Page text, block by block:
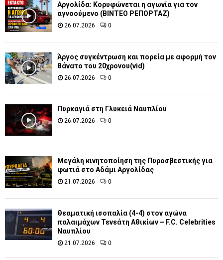
Αργολίδα: Κορυφώνεται η αγωνία για τον
αγνοούμενο (ΒΙΝΤΕΟ ΡΕΠΟΡΤΑΖ)
26.07.2026 0
Άργος συγκέντρωση και πορεία με αφορμή τον
θάνατο του 20χρονου(vid)
26.07.2026 0
Πυρκαγιά στη Γλυκειά Ναυπλίου
26.07.2026 0
Μεγάλη κινητοποίηση της Πυροσβεστικής για
φωτιά στο Αδάμι Αργολίδας
21.07.2026 0
Θεαματική ισοπαλία (4-4) στον αγώνα
παλαιμάχων Τενεάτη Αθικίων – F.C. Celebrities
Ναυπλίου
21.07.2026 0